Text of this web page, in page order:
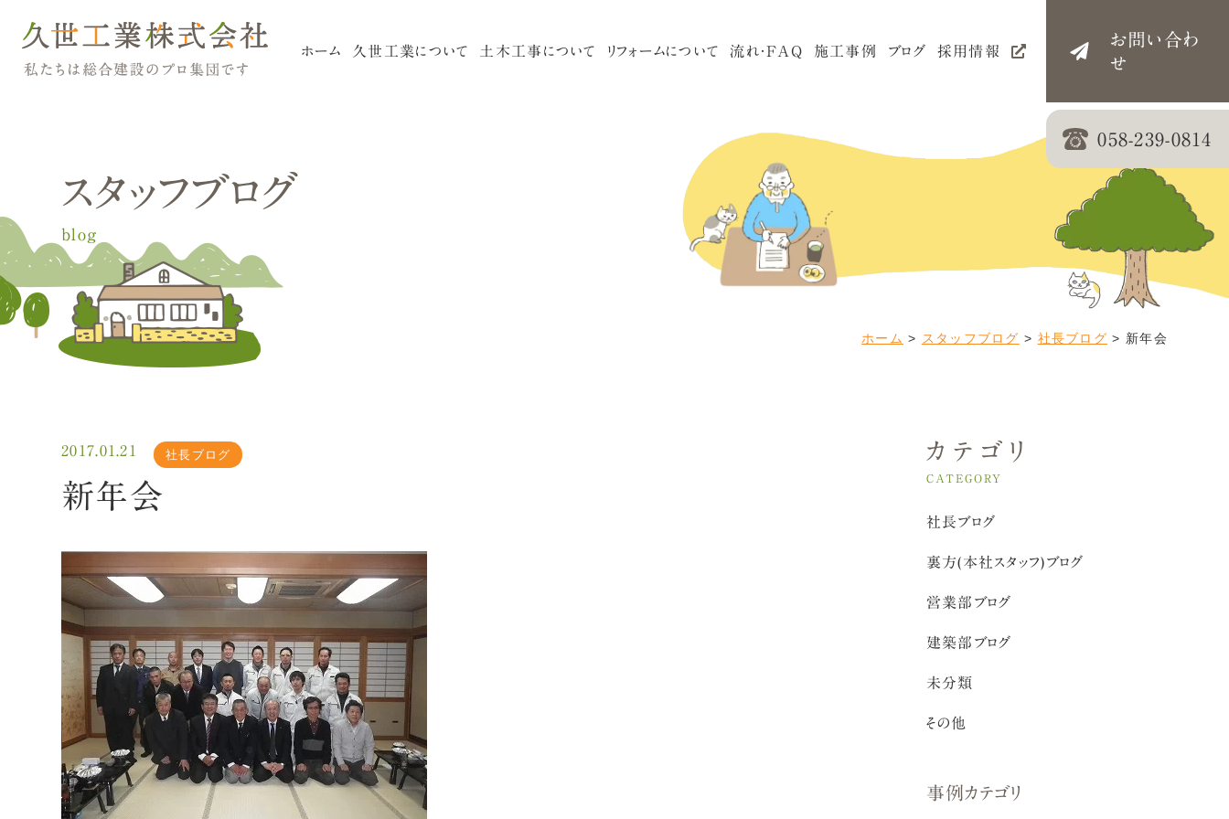
ホーム 久 世 工 業につ いて
代表挨拶
土 木 工 事 につ いて リフォ ームにつ いて
リフォームについて
浴室
屋根
流れ・F A Q 施 工 事例 ブログ 採 用情 報
お問い合わ
せ
058-239-0814
スタッフブログ
blog
ホーム > スタッフブログ > 社長ブログ > 新年会
2017.01.21 社長ブログ
新年会
カテゴリ
CATEGORY
社長ブログ
裏方(本社スタッフ)ブログ
営業部ブログ
建築部ブログ
未分類
その他
事例カテゴリ